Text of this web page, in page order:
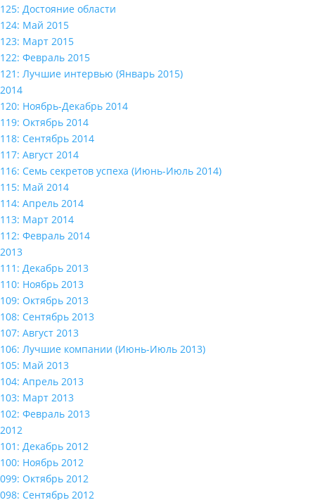
125: Достояние области
124: Май 2015
123: Март 2015
122: Февраль 2015
121: Лучшие интервью (Январь 2015)
2014
120: Ноябрь-Декабрь 2014
119: Октябрь 2014
118: Сентябрь 2014
117: Август 2014
116: Семь секретов успеха (Июнь-Июль 2014)
115: Май 2014
114: Апрель 2014
113: Март 2014
112: Февраль 2014
2013
111: Декабрь 2013
110: Ноябрь 2013
109: Октябрь 2013
108: Сентябрь 2013
107: Август 2013
106: Лучшие компании (Июнь-Июль 2013)
105: Май 2013
104: Апрель 2013
103: Март 2013
102: Февраль 2013
2012
101: Декабрь 2012
100: Ноябрь 2012
099: Октябрь 2012
098: Сентябрь 2012